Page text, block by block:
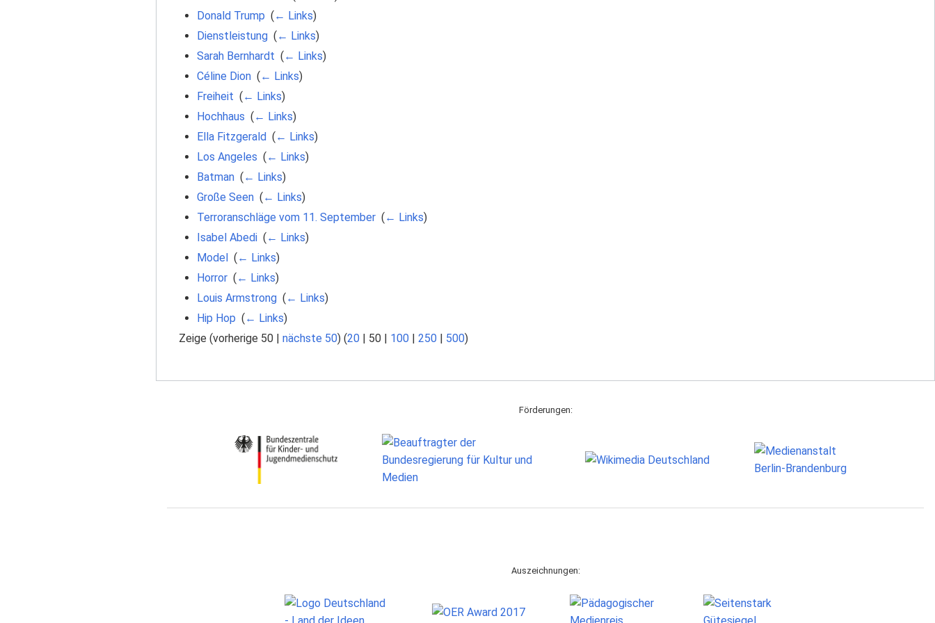
Donald Trump (← Links)
Dienstleistung‎ (← Links)
Sarah Bernhardt (← Links)
Céline Dion‎ (← Links)
Freiheit (← Links)
Hochhaus (← Links)
Ella Fitzgerald‎ (← Links)
Los Angeles (← Links)
Batman‎ (← Links)
Große Seen‎ (← Links)
Terroranschläge vom 11. September‎ (← Links)
Isabel Abedi‎ (← Links)
Model‎ (← Links)
Horror‎ (← Links)
Louis Armstrong‎ (← Links)
Hip Hop (← Links)
Zeige (vorherige 50 | nächste 50) (20 | 50 | 100 | 250 | 500)
Förderungen:
Auszeichnungen: